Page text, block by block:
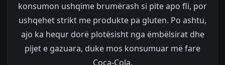
konsumon ushqime brumërash si pite apo fli, por
ushqehet strikt me produkte pa gluten. Po ashtu,
ajo ka hequr dorë plotësisht nga ëmbëlsirat dhe
pijet e gazuara, duke mos konsumuar më fare
Coca-Cola.